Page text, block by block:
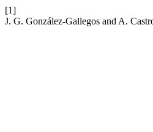
[1]
J. G. González-Gallegos and A.